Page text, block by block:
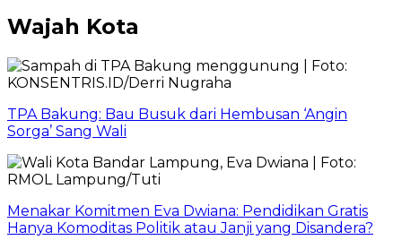
Wajah Kota
TPA Bakung: Bau Busuk dari Hembusan ‘Angin
Sorga’ Sang Wali
Menakar Komitmen Eva Dwiana: Pendidikan Gratis
Hanya Komoditas Politik atau Janji yang Disandera?